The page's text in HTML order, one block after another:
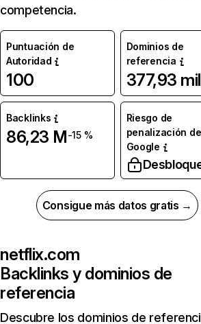
competencia.
Puntuación de
Autoridad
100
Dominios de
referencia
377,93 mil
Backlinks
86,23 M-15 %
Riesgo de
penalización de
Google
Consigue más datos gratis →
netflix.com
Backlinks y dominios de
referencia
Descubre los dominios de